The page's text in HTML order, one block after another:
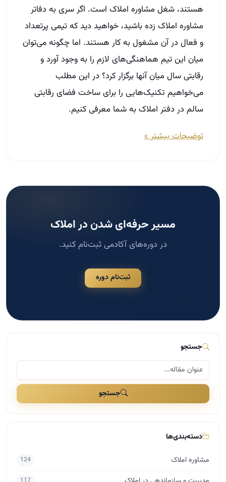
هستند، شغل مشاوره املاک است. اگر سری به دفاتر
مشاوره املاک زده باشید، خواهید دید که تیمی پرتعداد
و فعال در آن مشغول به کار هستند. اما چگونه می‌توان
میان این تیم هماهنگی‌های لازم را به وجود آورد و
رقابتی سال میان آنها برگزار کرد؟ در این مطلب
می‌خواهیم تکنیک‌هایی را برای ساخت فضای رقابتی
سالم در دفتر املاک به شما معرفی کنیم.
توضیحات بیشتر »
مسیر حرفه‌ای شدن در املاک
در دوره‌های آکادمی ثبت‌نام کنید.
ثبت‌نام دوره
جستجو
جستجو
دسته‌بندی‌ها
مشاوره املاک 124